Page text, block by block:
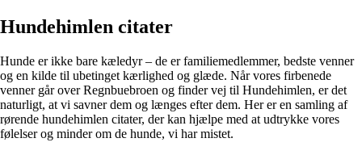
Hundehimlen citater
Hunde er ikke bare kæledyr – de er familiemedlemmer, bedste venner
og en kilde til ubetinget kærlighed og glæde. Når vores firbenede
venner går over Regnbuebroen og finder vej til Hundehimlen, er det
naturligt, at vi savner dem og længes efter dem. Her er en samling af
rørende hundehimlen citater, der kan hjælpe med at udtrykke vores
følelser og minder om de hunde, vi har mistet.